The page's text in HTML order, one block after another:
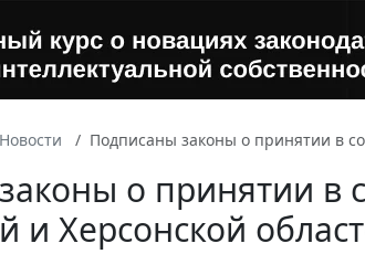
Новости Подписаны законы о принятии в
о принятии в
и Херсонской